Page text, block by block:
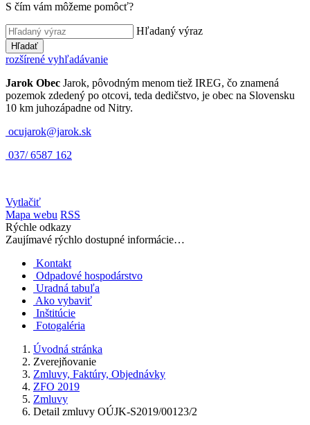
S čím vám môžeme pomôcť?
Hľadaný výraz
Hľadať
rozšírené vyhľadávanie
Jarok Obec Jarok, pôvodným menom tiež IREG, čo znamená
pozemok zdedený po otcovi, teda dedičstvo, je obec na Slovensku
10 km juhozápadne od Nitry.
ocujarok@jarok.sk
037/ 6587 162
Vytlačiť
Mapa webu RSS
Rýchle odkazy
Zaujímavé rýchlo dostupné informácie…
Kontakt
Odpadové hospodárstvo
Uradná tabuľa
Ako vybaviť
Inštitúcie
Fotogaléria
Úvodná stránka
Zverejňovanie
Zmluvy, Faktúry, Objednávky
ZFO 2019
Zmluvy
Detail zmluvy OÚJK-S2019/00123/2